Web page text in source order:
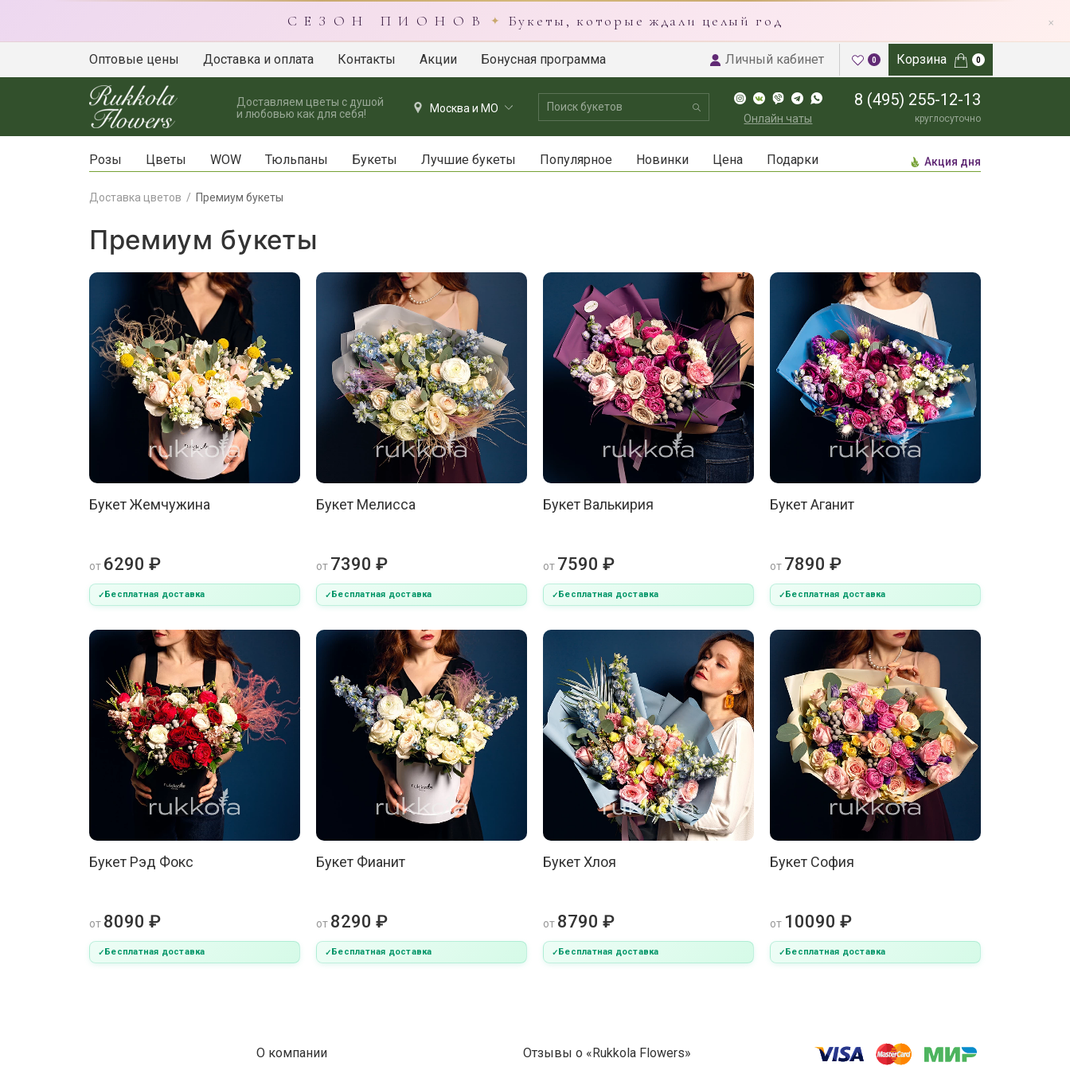
С Е З О Н П И О Н О В ✦ Букеты, которые ждали целый год ×
Оптовые цены Доставка и оплата Контакты Акции Бонусная программа Личный кабинет 0 Корзина 0
Доставляем цветы с душой
и любовью как для себя!
Москва и МО
Онлайн чаты
8 (495) 255-12-13
круглосуточно
Розы Цветы WOW Тюльпаны Букеты Лучшие букеты Популярное Новинки Цена Подарки Акция дня
Доставка цветов Премиум букеты
Премиум букеты
Букет Жемчужина
от 6290 ₽
Бесплатная доставка
Букет Мелисса
от 7390 ₽
Бесплатная доставка
Букет Валькирия
от 7590 ₽
Бесплатная доставка
Букет Аганит
от 7890 ₽
Бесплатная доставка
Букет Рэд Фокс
от 8090 ₽
Бесплатная доставка
Букет Фианит
от 8290 ₽
Бесплатная доставка
Букет Хлоя
от 8790 ₽
Бесплатная доставка
Букет София
от 10090 ₽
Бесплатная доставка
О компании Отзывы о «Rukkola Flowers»